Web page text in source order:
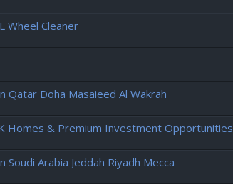
Wheel Cleaner
Qatar Doha Masaieed Al Wakrah
Homes & Premium Investment Opportunities
Arabia Jeddah Riyadh Mecca